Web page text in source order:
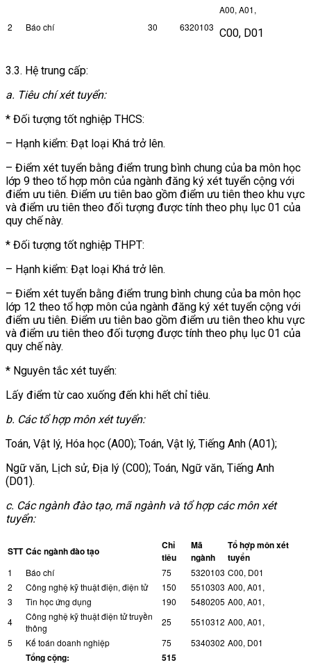
2 Báo chí 30 6320103
A00, A01,
C00, D01
3.3. Hệ trung cấp:
a. Tiêu chí xét tuyển:
* Đối tượng tốt nghiệp THCS:
– Hạnh kiểm: Đạt loại Khá trở lên.
– Điểm xét tuyển bằng điểm trung bình chung của ba môn học
lớp 9 theo tổ hợp môn của ngành đăng ký xét tuyển cộng với
điểm ưu tiên. Điểm ưu tiên bao gồm điểm ưu tiên theo khu vực
và điểm ưu tiên theo đối tượng được tính theo phụ lục 01 của
quy chế này.
* Đối tượng tốt nghiệp THPT:
– Hạnh kiểm: Đạt loại Khá trở lên.
– Điểm xét tuyển bằng điểm trung bình chung của ba môn học
lớp 12 theo tổ hợp môn của ngành đăng ký xét tuyển cộng với
điểm ưu tiên. Điểm ưu tiên bao gồm điểm ưu tiên theo khu vực
và điểm ưu tiên theo đối tượng được tính theo phụ lục 01 của
quy chế này.
* Nguyên tắc xét tuyển:
Lấy điểm từ cao xuống đến khi hết chỉ tiêu.
b. Các tổ hợp môn xét tuyển:
Toán, Vật lý, Hóa học (A00); Toán, Vật lý, Tiếng Anh (A01);
Ngữ văn, Lịch sử, Địa lý (C00); Toán, Ngữ văn, Tiếng Anh
(D01).
c. Các ngành đào tạo, mã ngành và tổ hợp các môn xét
tuyển:
STT Các ngành đào tạo
Chỉ
tiêu
Mã
ngành
Tổ hợp môn xét
tuyển
1 Báo chí 75 5320103 C00, D01
2
Công nghệ kỹ thuật điện, điện tử 150 5510303 A00, A01,
3
Tin học ứng dụng 190 5480205 A00, A01,
4
Công nghệ kỹ thuật điện tử truyền
thông
25 5510312 A00, A01,
5
Kế toán doanh nghiệp 75 5340302 A00, D01
Tổng cộng: 515